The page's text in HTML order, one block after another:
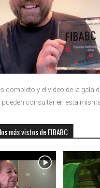
completo y el vídeo de la gala
pueden consultar en esta
más vistos de FIBABC